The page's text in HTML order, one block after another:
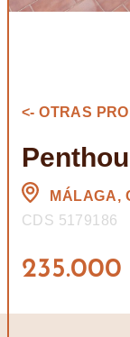
<- OTRAS
MÁLAGA,
CDS 5179186